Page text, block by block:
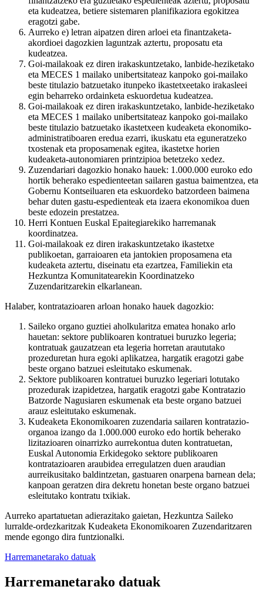
eta kudeatzea, betiere sistemaren planifikaziora egokitzea
eragotzi gabe.
Aurreko e) letran aipatzen diren arloei eta finantzaketa-
akordioei dagozkien laguntzak aztertu, proposatu eta
kudeatzea.
Goi-mailakoak ez diren irakaskuntzetako, lanbide-heziketako
eta MECES 1 mailako unibertsitateaz kanpoko goi-mailako
beste titulazio batzuetako itunpeko ikastetxeetako irakasleei
egin beharreko ordainketa eskuordetua kudeatzea.
Goi-mailakoak ez diren irakaskuntzetako, lanbide-heziketako
eta MECES 1 mailako unibertsitateaz kanpoko goi-mailako
beste titulazio batzuetako ikastetxeen kudeaketa ekonomiko-
administratiboaren eredua ezarri, ikuskatu eta eguneratzeko
txostenak eta proposamenak egitea, ikastetxe horien
kudeaketa-autonomiaren printzipioa betetzeko xedez.
Zuzendariari dagozkio honako hauek: 1.000.000 euroko edo
hortik beherako espedienteetan sailaren gastua baimentzea, eta
Gobernu Kontseiluaren eta eskuordeko batzordeen baimena
behar duten gastu-espedienteak eta izaera ekonomikoa duen
beste edozein prestatzea.
Herri Kontuen Euskal Epaitegiarekiko harremanak
koordinatzea.
Goi-mailakoak ez diren irakaskuntzetako ikastetxe
publikoetan, garraioaren eta jantokien proposamena eta
kudeaketa aztertu, diseinatu eta ezartzea, Familiekin eta
Hezkuntza Komunitatearekin Koordinatzeko
Zuzendaritzarekin elkarlanean.
Halaber, kontratazioaren arloan honako hauek dagozkio:
Saileko organo guztiei aholkularitza ematea honako arlo
hauetan: sektore publikoaren kontratuei buruzko legeria;
kontratuak gauzatzean eta legeria horretan araututako
prozeduretan hura egoki aplikatzea, hargatik eragotzi gabe
beste organo batzuei esleitutako eskumenak.
Sektore publikoaren kontratuei buruzko legeriari lotutako
prozedurak izapidetzea, hargatik eragotzi gabe Kontratazio
Batzorde Nagusiaren eskumenak eta beste organo batzuei
arauz esleitutako eskumenak.
Kudeaketa Ekonomikoaren zuzendaria sailaren kontratazio-
organoa izango da 1.000.000 euroko edo hortik beherako
lizitazioaren oinarrizko aurrekontua duten kontratuetan,
Euskal Autonomia Erkidegoko sektore publikoaren
kontratazioaren araubidea erregulatzen duen araudian
aurreikusitako baldintzetan, gastuaren onarpena barnean dela;
kanpoan geratzen dira dekretu honetan beste organo batzuei
esleitutako kontratu txikiak.
Aurreko apartatuetan adierazitako gaietan, Hezkuntza Saileko
lurralde-ordezkaritzak Kudeaketa Ekonomikoaren Zuzendaritzaren
mende egongo dira funtzionalki.
Harremanetarako datuak
Harremanetarako datuak